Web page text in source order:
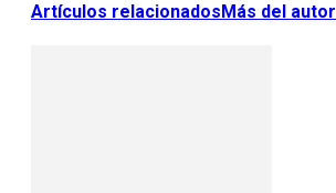
Artículos relacionadosMás del autor